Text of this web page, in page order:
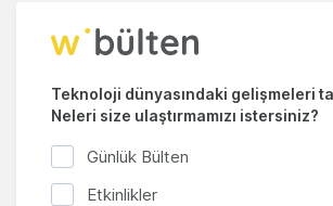
Teknoloji dünyasındaki gelişmeleri
Neleri size ulaştırmamızı istersiniz?
Günlük Bülten
Etkinlikler